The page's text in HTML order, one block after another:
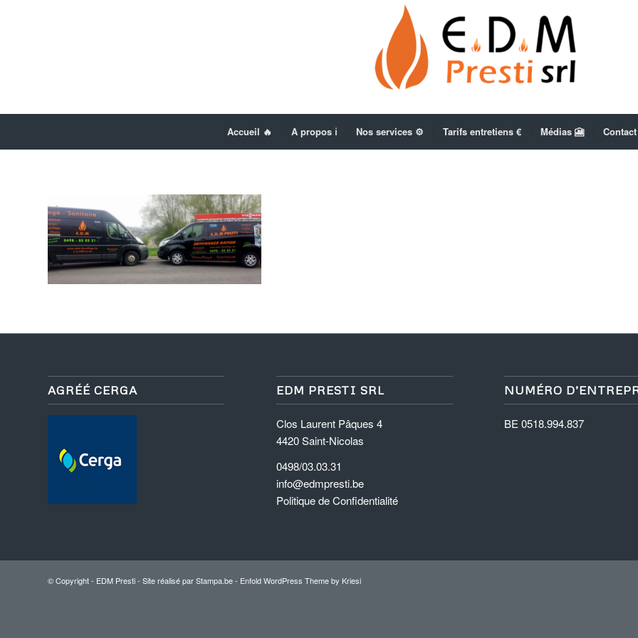
Accueil 🔥 A propos ℹ️ Nos services ⚙️ Tarifs entretiens € Médias 🎦
AGRÉÉ CERGA EDM PRESTI SRL
Clos Laurent Pâques 4
4420 Saint-Nicolas
0498/03.03.31
info@edmpresti.be
Politique de Confidentialité
NUMÉRO
BE 0518.994.837
© Copyright - EDM Presti - Site réalisé parStampa.be - Enfold WordPress Theme by Kriesi